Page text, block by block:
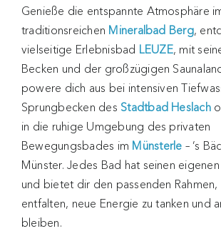
Genieße die entspannte Atmosphäre
traditionsreichen Mineralbad Berg,
vielseitige Erlebnisbad LEUZE, mit
Becken und der großzügigen
powere dich aus bei intensiven
Sprungbecken des Stadtbad Heslach
in die ruhige Umgebung des privaten
Bewegungsbades im Münsterle – ’s
Münster. Jedes Bad hat seinen
und bietet dir den passenden Rahmen,
entfalten, neue Energie zu tanken und
bleiben.